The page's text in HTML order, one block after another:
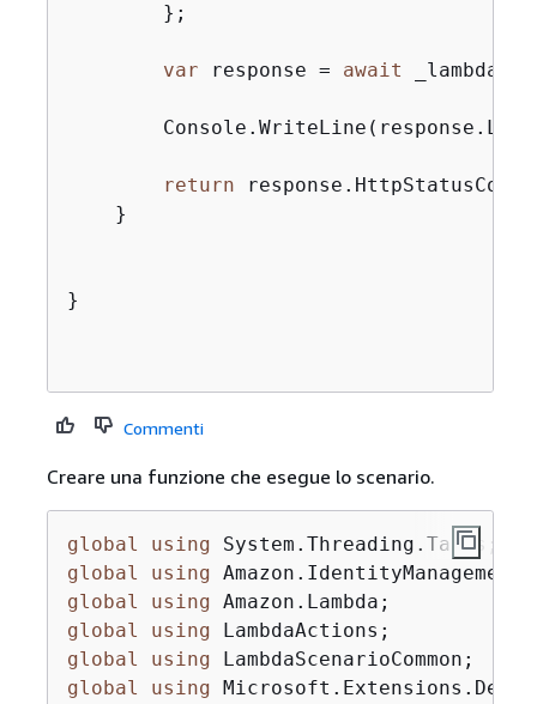
        };
var response = await
return response.HttpStatusCode
    }
}
Commenti
Creare una funzione che esegue lo scenario.
global using
global
using
global
using
global
using
global
using
global
using